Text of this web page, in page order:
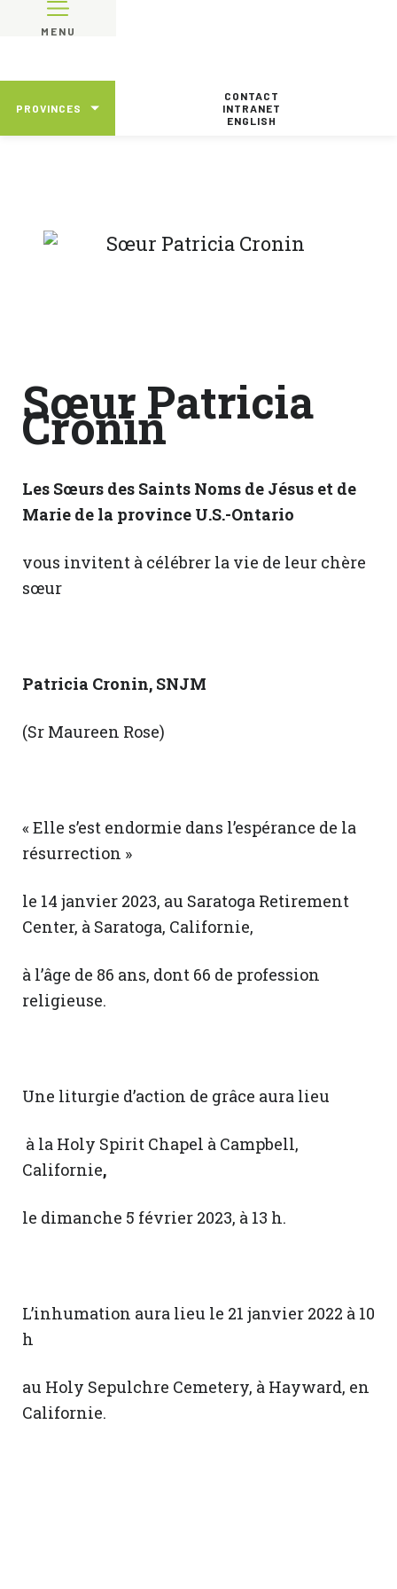
MENU
PROVINCES
CONTACT
INTRANET
ENGLISH
Sœur Patricia
Cronin
Les Sœurs des Saints Noms de Jésus et de
Marie de la province U.S.-Ontario
vous invitent à célébrer la vie de leur chère
sœur
Patricia Cronin, SNJM
(Sr Maureen Rose)
« Elle s’est endormie dans l’espérance de la
résurrection »
le 14 janvier 2023, au Saratoga Retirement
Center, à Saratoga, Californie,
à l’âge de 86 ans, dont 66 de profession
religieuse.
Une liturgie d’action de grâce aura lieu
à la Holy Spirit Chapel à Campbell,
Californie,
le dimanche 5 février 2023, à 13 h.
L’inhumation aura lieu le 21 janvier 2022 à 10
h
au Holy Sepulchre Cemetery, à Hayward, en
Californie.